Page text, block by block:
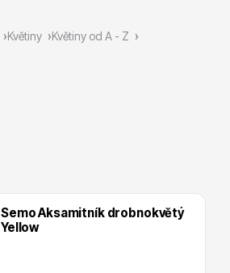
Květiny Květiny od A - Z
Semo Aksamitník drobnokvětý
Yellow